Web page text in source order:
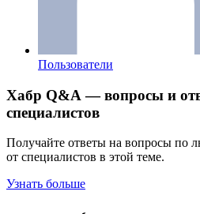
Пользователи
Хабр Q&A — вопросы и
специалистов
Получайте ответы на вопросы по
от специалистов в этой теме.
Узнать больше